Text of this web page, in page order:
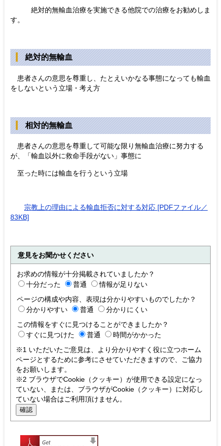
絶対的無輸血治療を実施できる他院での治療をお勧めしま
す。
絶対的無輸血
患者さんの意思を尊重し、たとえいかなる事態になっても輸血
をしないという立場・考え方
相対的無輸血
患者さんの意思を尊重して可能な限り無輸血治療に努力する
が、「輸血以外に救命手段がない」事態に
至った時には輸血を行うという立場
宗教上の理由による輸血拒否に対する対応 [PDFファイル／
83KB]
意見をお聞かせください
お求めの情報が十分掲載されていましたか？
十分だった
普通
情報が足りない
ページの構成や内容、表現は分かりやすいものでしたか？
分かりやすい
普通
分かりにくい
この情報をすぐに見つけることができましたか？
すぐに見つけた
普通
時間がかかった
※1 いただいたご意見は、より分かりやすく役に立つホーム
ページとするために参考にさせていただきますので、ご協力
をお願いします。
※2 ブラウザでCookie（クッキー）が使用できる設定になっ
ていない、または、ブラウザがCookie（クッキー）に対応し
ていない場合はご利用頂けません。